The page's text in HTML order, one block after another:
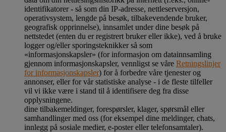
identifikatorer - så som din IP-adresse, nettleserversjon,
operativsystem, lengde på besøk, tilbakevendende bruker,
geografisk opprinnelse), innsamlet under dine besøk på
nettstedet (enten du er registrert bruker eller ikke), ved å bruke
logger og/eller sporingsteknikker så som
«informasjonskapsler» (for informasjon om datainnsamling
gjennom informasjonskapsler, vennligst se våre Retningslinjer
for informasjonskapsler) for å forbedre våre tjenester og
annonser, eller for vår statistiske analyse - i de fleste tilfeller
vil vi ikke være i stand til å identifisere deg fra disse
opplysningene.
dine tilbakemeldinger, forespørsler, klager, spørsmål eller
samhandlinger med oss (for eksempel dine meldinger, chats,
innlegg på sosiale medier, e-poster eller telefonsamtaler).